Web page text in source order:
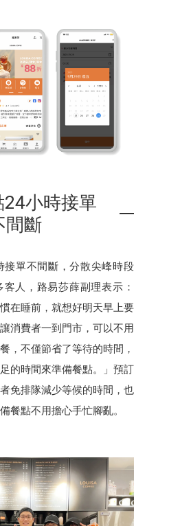
小時接單
間斷
接單不間斷，分散尖峰時段
人，路易莎薛副理表示：
在睡前，就想好明天早上要
消費者一到門市，可以不用
，不僅節省了等待的時間，
的時間來準備餐點。」預訂
免排隊減少等候的時間，也
餐點不用擔心手忙腳亂。